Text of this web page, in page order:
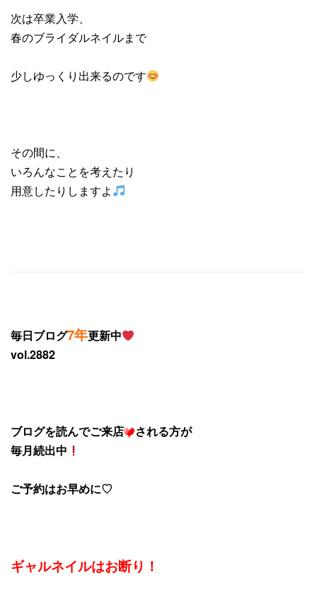
次は卒業入学、
春のブライダルネイルまで
少しゆっくり出来るのです
その間に、
いろんなことを考えたり
用意したりしますよ
毎日ブログ7年更新中
vol.2882
ブログを読んでご来店
される方が
毎月続出中
ご予約はお早めに♡
ギャルネイルはお断り！